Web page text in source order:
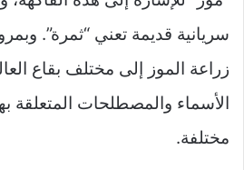
سريانية قديمة تعني “ثمرة”.
زراعة الموز إلى مختلف بقاع
الأسماء والمصطلحات المتعلقة
مختلفة.